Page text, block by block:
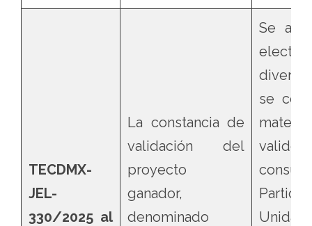
TECDMX-
JEL-
330/2025 al
La constancia de
validación del
proyecto
ganador,
denominado
Se
diverso
se
validez